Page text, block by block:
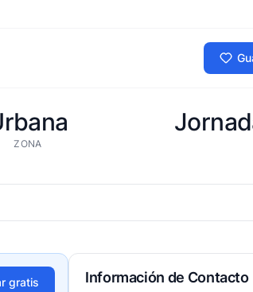
ZONA
gratis Información de Contacto